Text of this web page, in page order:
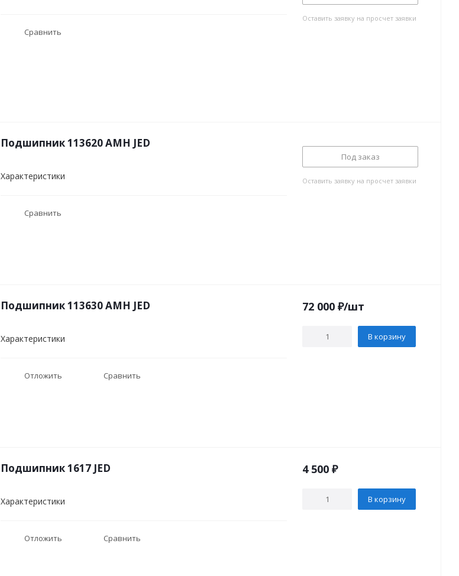
Сравнить
Оставить заявку на просчет заявки
Подшипник 113620 АМН JED
Характеристики
Сравнить
Под заказ
Оставить заявку на просчет заявки
Подшипник 113630 АМН JED
Характеристики
Отложить Сравнить
72 000 ₽/шт
В корзину
Подшипник 1617 JED
Характеристики
Отложить Сравнить
4 500 ₽
В корзину